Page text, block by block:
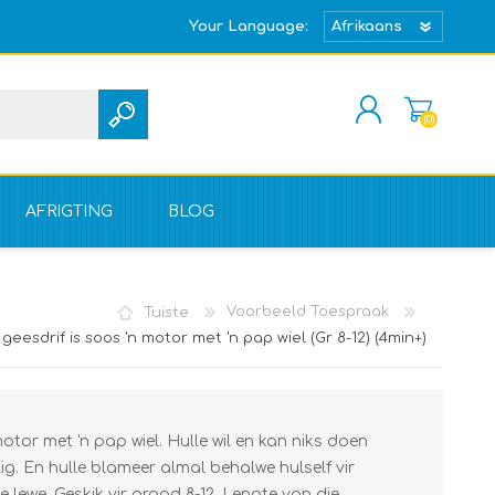
Your Language:
REGISTREER
TEKEN IN
(0)
AFRIGTING BLOG
Tuiste
Voorbeeld Toespraak
is soos 'n motor met 'n pap wiel (Gr 8-12) (4min+)
met 'n pap wiel. Hulle wil en kan niks doen
En hulle blameer almal behalwe hulself vir